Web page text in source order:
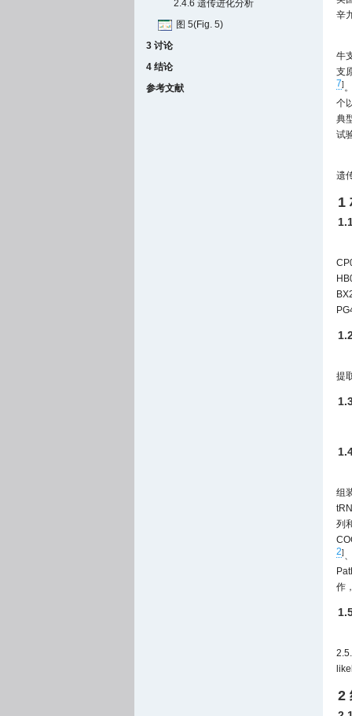
2.4.6 遗传进化分析
图 5(Fig. 5)
3 讨论
4 结论
参考文献
辛
牛
支
7]
个
典
试
遗
1
提
组
列
2]
作
2